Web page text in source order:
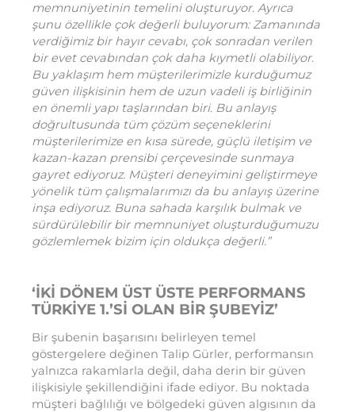
memnuniyetinin temelini oluşturuyor. Ayrıca
şunu özellikle çok değerli buluyorum: Zamanında
verdiğimiz bir hayır cevabı, çok sonradan verilen
bir evet cevabından çok daha kıymetli olabiliyor.
Bu yaklaşım hem müşterilerimizle kurduğumuz
güven ilişkisinin hem de uzun vadeli iş birliğinin
en önemli yapı taşlarından biri. Bu anlayış
doğrultusunda tüm çözüm seçeneklerini
müşterilerimize en kısa sürede, güçlü iletişim ve
kazan-kazan prensibi çerçevesinde sunmaya
gayret ediyoruz. Müşteri deneyimini geliştirmeye
yönelik tüm çalışmalarımızı da bu anlayış üzerine
inşa ediyoruz. Buna sahada karşılık bulmak ve
sürdürülebilir bir memnuniyet oluşturduğumuzu
gözlemlemek bizim için oldukça değerli.”
‘İKİ DÖNEM ÜST ÜSTE PERFORMANS
TÜRKİYE 1.’Sİ OLAN BİR ŞUBEYİZ’
Bir şubenin başarısını belirleyen temel
göstergelere değinen Talip Gürler, performansın
yalnızca rakamlarla değil, daha derin bir güven
ilişkisiyle şekillendiğini ifade ediyor. Bu noktada
müşteri bağlılığı ve bölgedeki güven algısının da